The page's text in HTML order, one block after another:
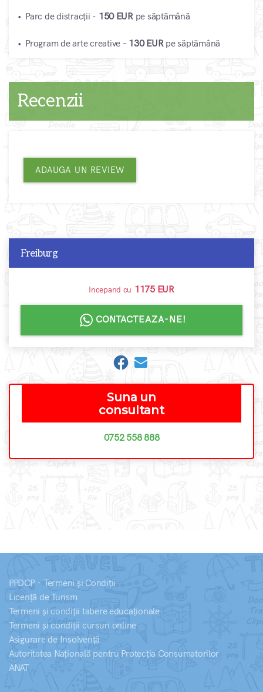
• Parc de distracții - 150 EURpe săptămână
• Program de arte creative - 130 EUR pe săptămână
Recenzii
ADAUGA UN REVIEW
Freiburg
Incepand cu 1175 EUR
CONTACTEAZA-NE!
Suna un
consultant
0752 558 888
PPDCP - Termeni și Condiții
Licență de Turism
Termeni și condiții tabere educaționale
Termeni și condiții cursuri online
Asigurare de Insolvență
Autoritatea Națională pentru Protecția Consumatorilor
ANAT